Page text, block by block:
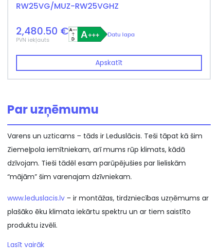
RW25VG/MUZ-RW25VGHZ
2,480.50 €
PVN iekļauts
Datu lapa
Apskatīt
Par uzņēmumu
Varens un uzticams – tāds ir Leduslācis. Teši tāpat kā šim
Ziemeļpola iemītniekam, arī mums rūp klimats, kādā
dzīvojam. Tieši tādēl esam parūpējušies par lieliskām
“mājām” šim varenajam dzīvniekam.
www.leduslacis.lv – ir montāžas, tirdzniecības uzņēmums ar
plašāko ēku klimata iekārtu spektru un ar tiem saistīto
produktu izvēli.
Lasīt vairāk